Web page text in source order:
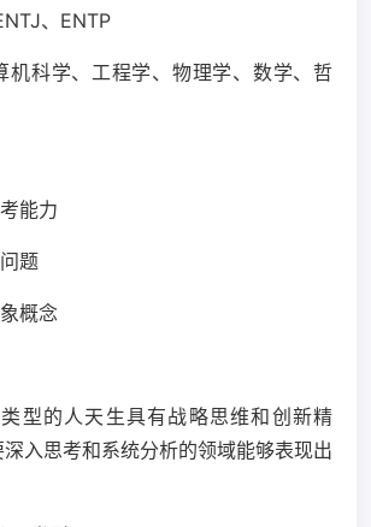
、ENTP
机科学、工程学、物理学、数学、哲
能力
题
概念
型的人天生具有战略思维和创新精
入思考和系统分析的领域能够表现出